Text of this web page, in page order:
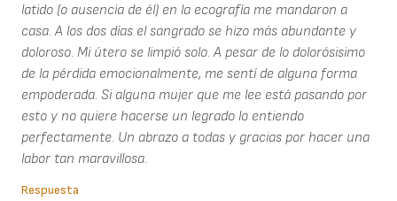
latido (o ausencia de él) en la ecografía me mandaron a
casa. A los dos días el sangrado se hizo más abundante y
doloroso. Mi útero se limpió solo. A pesar de lo dolorósisimo
de la pérdida emocionalmente, me sentí de alguna forma
empoderada. Si alguna mujer que me lee está pasando por
esto y no quiere hacerse un legrado lo entiendo
perfectamente. Un abrazo a todas y gracias por hacer una
labor tan maravillosa.
Respuesta